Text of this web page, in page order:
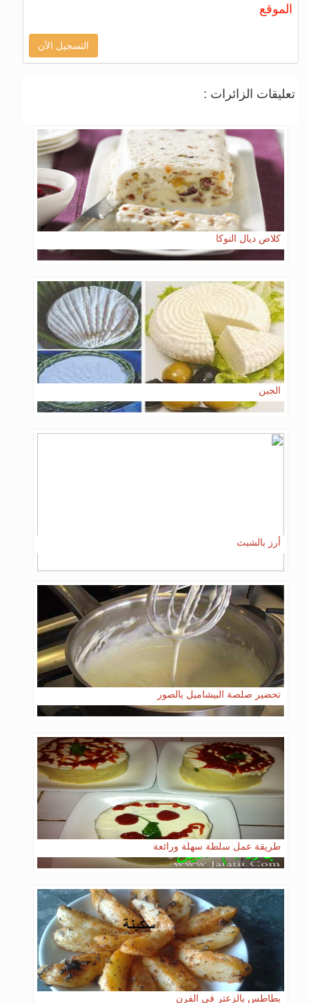
الموقع
التسجيل الآن
تعليقات الزائرات :
كلاص ديال النوكا
الجبن
أرز بالشبث
تحضير صلصة البيشاميل بالصور
طريقة عمل سلطة سهلة ورائعة
بطاطس بالزعتر في الفرن